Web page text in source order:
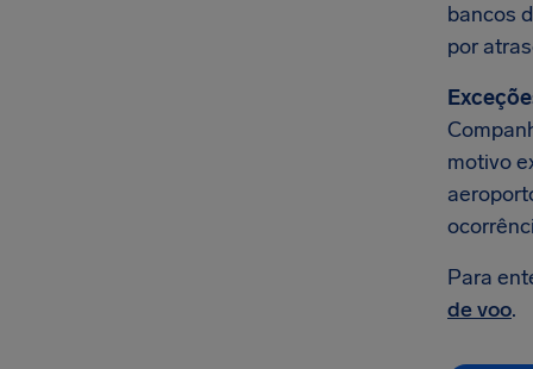
bancos
por
motivo
Para
de voo.